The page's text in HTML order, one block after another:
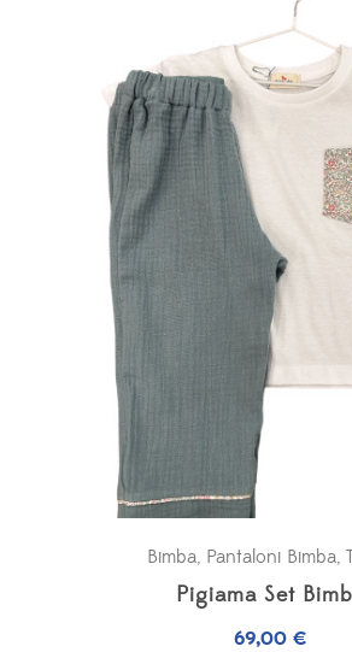
58,00 €.
Bimba, Pantaloni Bimba,
Pigiama Set
69,00 €